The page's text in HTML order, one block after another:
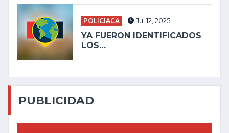
POLICIACA Jul 12, 2025
YA FUERON IDENTIFICADOS
LOS…
PUBLICIDAD